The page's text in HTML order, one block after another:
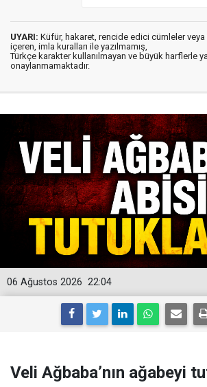
UYARI: Küfür, hakaret, rencide edici cümleler veya
içeren, imla kuralları ile yazılmamış,
Türkçe karakter kullanılmayan ve büyük harflerle
onaylanmamaktadır.
22:04
06 Ağustos 2026
Veli Ağbaba’nın ağabeyi